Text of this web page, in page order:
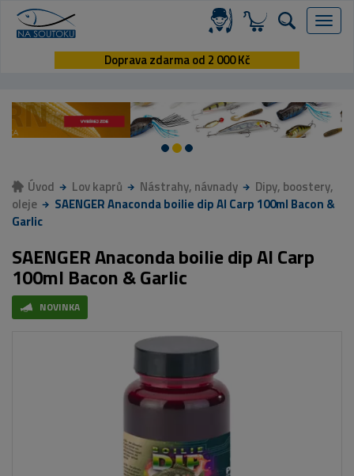
Menu
Doprava zdarma od 2 000 Kč
Úvod Lov kaprů Nástrahy, návnady
Dipy, boostery,
oleje
SAENGER Anaconda boilie dip AI Carp 100ml Bacon &
Garlic
SAENGER Anaconda boilie dip AI Carp
100ml Bacon & Garlic
NOVINKA